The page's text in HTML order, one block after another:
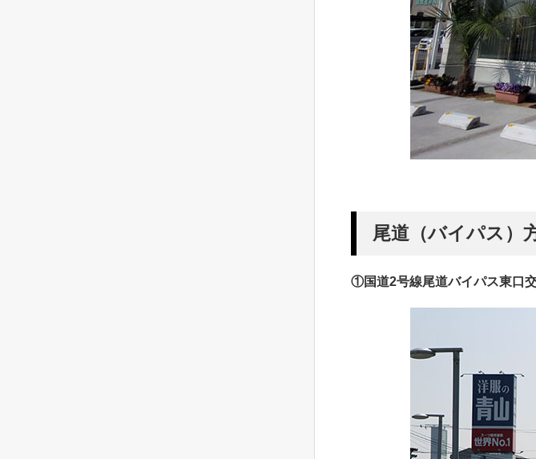
尾道（バイパス）
①国道2号線尾道バイパス東口